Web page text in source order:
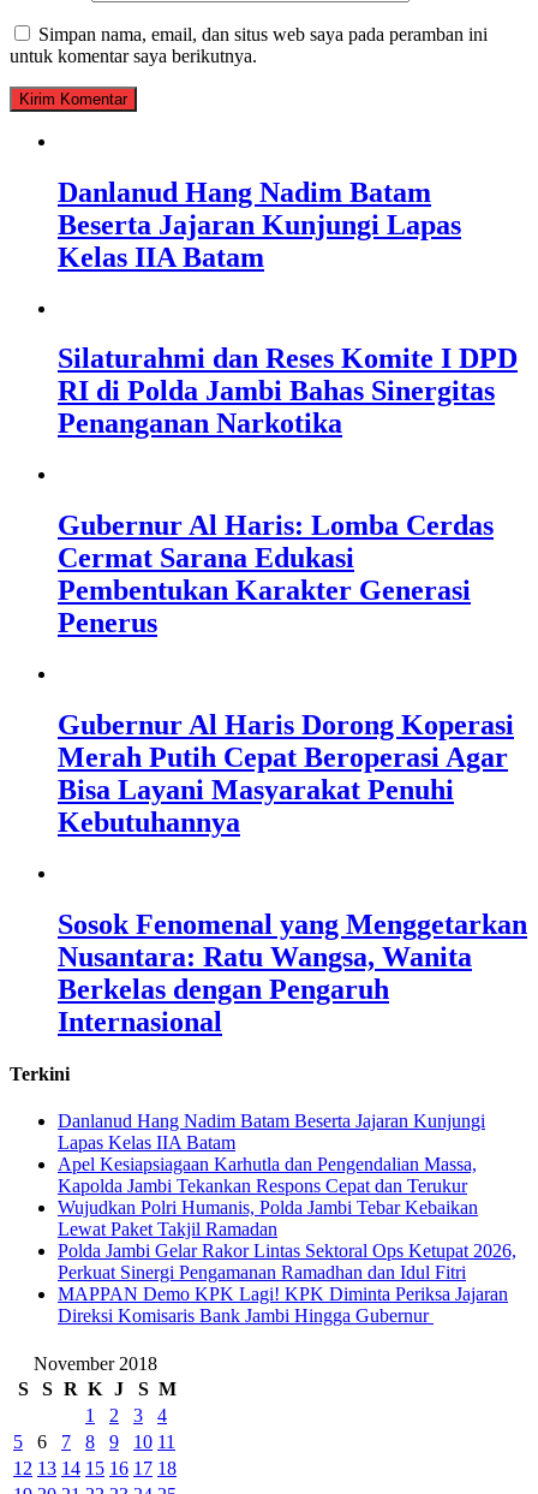
Simpan nama, email, dan situs web saya pada peramban ini
untuk komentar saya berikutnya.
Danlanud Hang Nadim Batam
Beserta Jajaran Kunjungi Lapas
Kelas IIA Batam
Silaturahmi dan Reses Komite I DPD
RI di Polda Jambi Bahas Sinergitas
Penanganan Narkotika
Gubernur Al Haris: Lomba Cerdas
Cermat Sarana Edukasi
Pembentukan Karakter Generasi
Penerus
Gubernur Al Haris Dorong Koperasi
Merah Putih Cepat Beroperasi Agar
Bisa Layani Masyarakat Penuhi
Kebutuhannya
Sosok Fenomenal yang Menggetarkan
Nusantara: Ratu Wangsa, Wanita
Berkelas dengan Pengaruh
Internasional
Terkini
Danlanud Hang Nadim Batam Beserta Jajaran Kunjungi
Lapas Kelas IIA Batam
Apel Kesiapsiagaan Karhutla dan Pengendalian Massa,
Kapolda Jambi Tekankan Respons Cepat dan Terukur
Wujudkan Polri Humanis, Polda Jambi Tebar Kebaikan
Lewat Paket Takjil Ramadan
Polda Jambi Gelar Rakor Lintas Sektoral Ops Ketupat 2026,
Perkuat Sinergi Pengamanan Ramadhan dan Idul Fitri
‎MAPPAN Demo KPK Lagi! KPK Diminta Periksa Jajaran
Direksi Komisaris Bank Jambi Hingga Gubernur ‎
November 2018
S
S R K J S M
1
2 3
4
5
6 7 8 9 10 11
12 13 14 15 16 17 18